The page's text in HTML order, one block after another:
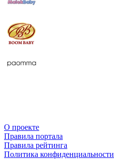
О проекте
Правила портала
Правила рейтинга
Политика конфиденциальности